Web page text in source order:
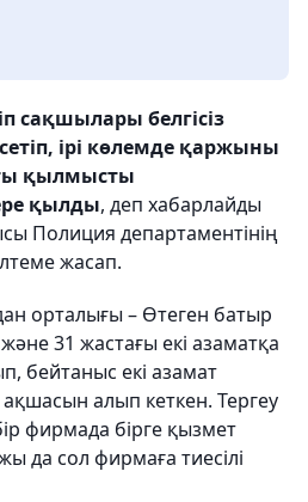
сақшылары белгісіз
ірі көлемде қаржыны
қылмысты
қылды, деп хабарлайды
Полиция департаментінің
жасап.
орталығы – Өтеген батыр
және 31 жастағы екі азаматқа
бейтаныс екі азамат
ақшасын алып кеткен. Тергеу
фирмада бірге қызмет
да сол фирмаға тиесілі